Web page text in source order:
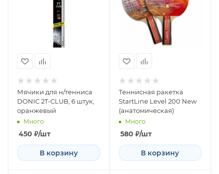
Мячики для н/тенниса
DONIC 2T-CLUB, 6 штук,
оранжевый
Много
450 ₽/шт
В корзину
Теннисная ракетка
StartLine Level 200 New
(анатомическая)
Много
580 ₽/шт
В корзину